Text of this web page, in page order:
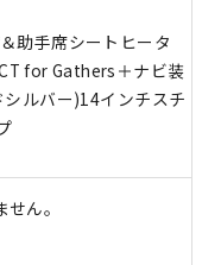
助手席シートヒータ
for Gathers＋ナビ装
ルバー)14インチスチ
ん。